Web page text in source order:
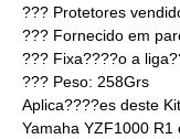
??? Protetores
??? Fornecido em
??? Fixa????o a
??? Peso: 258Grs
Aplica????es deste
Yamaha YZF1000 R1